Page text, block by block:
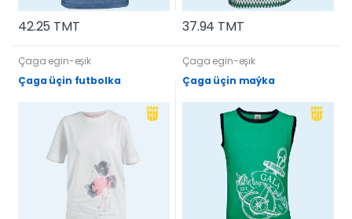
42.25 TMT 37.94 TMT
Çaga egin-eşik
Çaga üçin futbolka
Çaga egin-eşik
Çaga üçin maýka